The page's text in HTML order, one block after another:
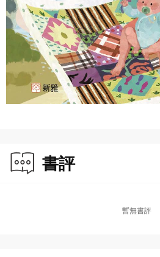
書評
暫無書評